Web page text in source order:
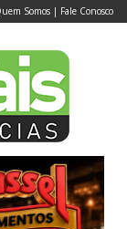
Somos | Fale Conosco